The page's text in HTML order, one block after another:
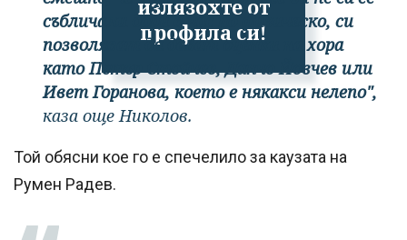
излязохте от
профила си!
събличали дори в час по физическо, си
позволяват да дават оценки на хора
като Петър Стойчев, Данчо Йовчев или
Ивет Горанова, което е някакси нелепо",
каза още Николов.
Той обясни кое го е спечелило за каузата на
Румен Радев.